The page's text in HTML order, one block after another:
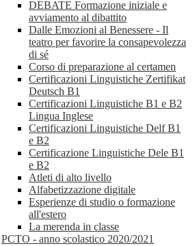
DEBATE Formazione iniziale e
avviamento al dibattito
Dalle Emozioni al Benessere - Il
teatro per favorire la consapevolezza
di sé
Corso di preparazione al certamen
Certificazioni Linguistiche Zertifikat
Deutsch B1
Certificazioni Linguistiche B1 e B2
Lingua Inglese
Certificazioni Linguistiche Delf B1
e B2
Certificazione Linguistiche Dele B1
e B2
Atleti di alto livello
Alfabetizzazione digitale
Esperienze di studio o formazione
all'estero
La merenda in classe
PCTO - anno scolastico 2020/2021